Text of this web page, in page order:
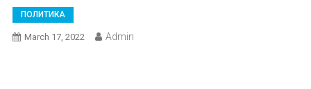
ПОЛИТИКА
March 17, 2022 Admin